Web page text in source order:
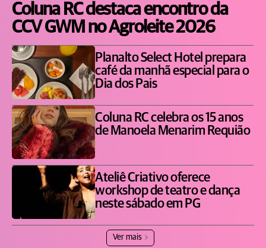
Coluna RC destaca encontro da
CCV GWM no Agroleite 2026
Planalto Select Hotel prepara
café da manhã especial para o
Dia dos Pais
Coluna RC celebra os 15 anos
de Manoela Menarim Requião
Ateliê Criativo oferece
workshop de teatro e dança
neste sábado em PG
Ver mais